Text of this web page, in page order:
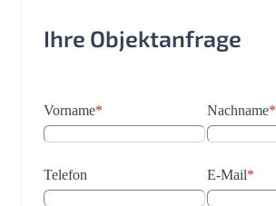
Ihre Objektanfrage
Vorname* Nachname*
Telefon E-Mail*